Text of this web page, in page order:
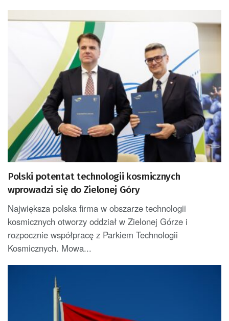
Polski potentat technologii kosmicznych
wprowadzi się do Zielonej Góry
Największa polska firma w obszarze technologii
kosmicznych otworzy oddział w Zielonej Górze i
rozpocznie współpracę z Parkiem Technologii
Kosmicznych. Mowa...